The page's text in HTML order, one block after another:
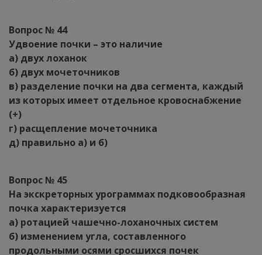
Вопрос № 44
Удвоение почки – это наличие
а) двух лоханок
б) двух мочеточников
в) разделение почки на два сегмента, каждый
из которых имеет отдельное кровоснабжение
(+)
г) расщепление мочеточника
д) правильно а) и б)
Вопрос № 45
На экскреторных урограммах подковообразная
почка характеризуется
а) ротацией чашечно-лоханочных систем
б) изменением угла, составленного
продольными осями сросшихся почек